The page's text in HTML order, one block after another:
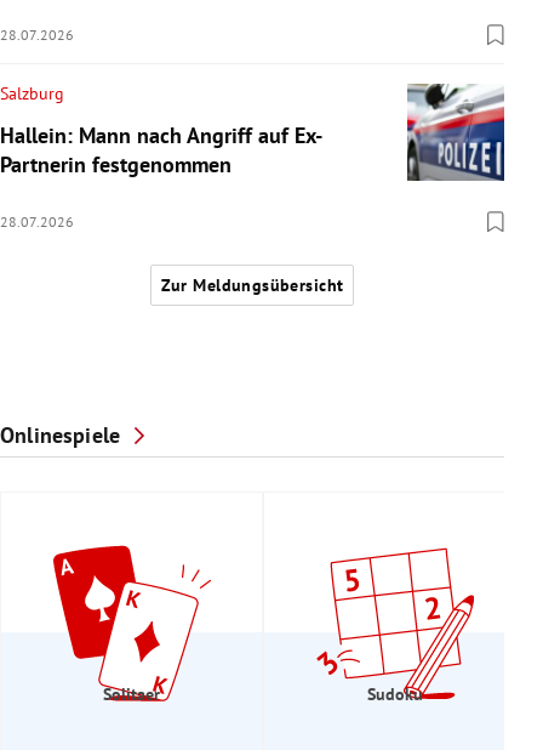
28.07.2026
Salzburg
Hallein: Mann nach Angriff auf Ex-
Partnerin festgenommen
28.07.2026
Zur Meldungsübersicht
Onlinespiele
Solitaer Sudoku